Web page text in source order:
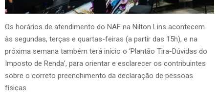
Os horários de atendimento do NAF na Nilton Lins acontecem
às segundas, terças e quartas-feiras (a partir das 15h), e na
próxima semana também terá início o ‘Plantão Tira-Dúvidas do
Imposto de Renda’, para orientar e esclarecer os contribuintes
sobre o correto preenchimento da declaração de pessoas
físicas.